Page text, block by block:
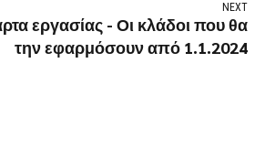
NEXT
εργασίας - Οι κλάδοι που θα
την εφαρμόσουν από 1.1.2024